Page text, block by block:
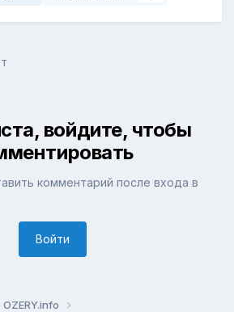
войдите, чтобы
комментарий после входа в
Войти
OZERY.info